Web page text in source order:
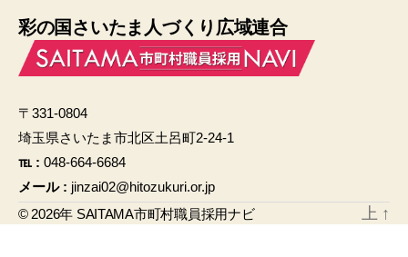
c
e
o
o
k
ail
彩の国さいたま人づくり広域連合
〒331-0804
埼玉県さいたま市北区土呂町2-24-1
℡ : 048-664-6684
メール : jinzai02@hitozukuri.or.jp
© 2026年 SAITAMA市町村職員採用ナビ 上 ↑